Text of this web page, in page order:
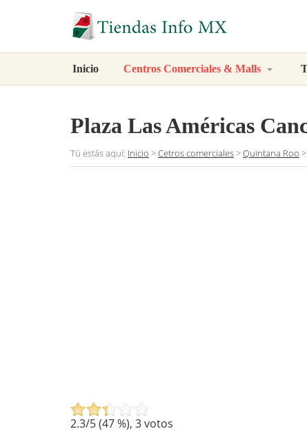
Inicio Centros Comerciales & Malls
Plaza Las Américas
Tú estás aquí: Inicio >Cetros comerciales>Quintana Roo >
2.3/5 (47%), 3votos